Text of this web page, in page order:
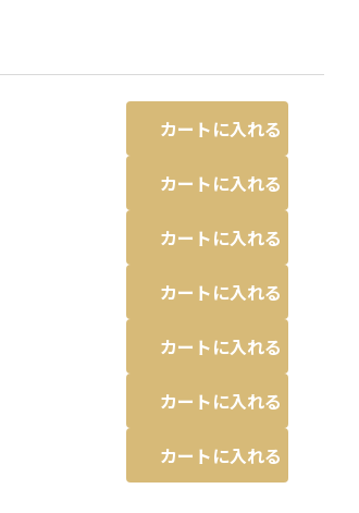
カートに入れる
カートに入れる
カートに入れる
カートに入れる
カートに入れる
カートに入れる
カートに入れる